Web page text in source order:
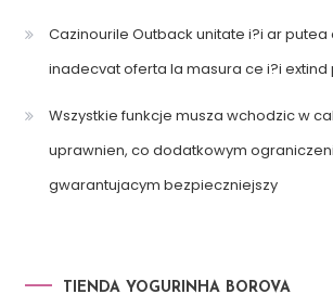
Cazinourile Outback unitate i?i ar putea
inadecvat oferta la masura ce i?i
Wszystkie funkcje musza wchodzic w
uprawnien, co dodatkowym
gwarantujacym bezpieczniejszy
TIENDA YOGURINHA BOROVA